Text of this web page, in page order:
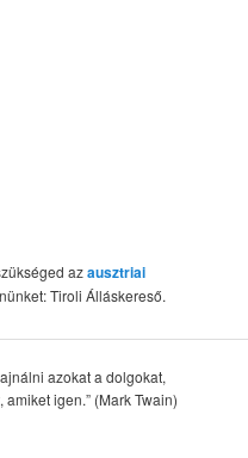
azausztriai
Tiroli Álláskereső.
azokat a dolgokat,
igen.” (Mark Twain)